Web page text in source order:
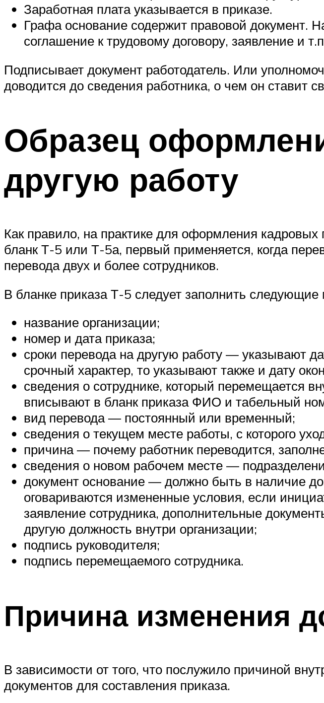
Заработная плата указывается в приказе.
Графа основание содержит правовой документ.
соглашение к трудовому договору, заявление и
Подписывает документ работодатель. Или
доводится до сведения работника, о чем он ставит
Образец
другую работу
Как правило, на практике для оформления
бланк Т-5 или Т-5а, первый применяется, когда
перевода двух и более сотрудников.
В бланке приказа Т-5 следует заполнить следующие
название организации;
номер и дата приказа;
сроки перевода на другую работу — указывают
срочный характер, то указывают также и дату
сведения о сотруднике, который перемещается
вписывают в бланк приказа ФИО и табельный
вид перевода — постоянный или временный;
сведения о текущем месте работы, с которого
причина — почему работник переводится,
сведения о новом рабочем месте —
документ основание — должно быть в наличие
оговариваются измененные условия, если
заявление сотрудника, дополнительные
другую должность внутри организации;
подпись руководителя;
подпись перемещаемого сотрудника.
Причина изменения
В зависимости от того, что послужило причиной
документов для составления приказа.